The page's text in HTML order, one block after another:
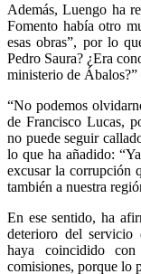
Además, Luengo ha
Fomento había otro
esas obras”, por lo
Pedro Saura? ¿Era
ministerio de Ábalos?”
“No podemos
de Francisco Lucas,
no puede seguir
lo que ha añadido:
excusar la corrupción
también a nuestra
En ese sentido, ha
deterioro del servicio
haya coincidido
comisiones, porque lo